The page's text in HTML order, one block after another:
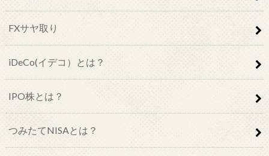
FXサヤ取り
iDeCo(イデコ）とは？
IPO株とは？
つみたてNISAとは？